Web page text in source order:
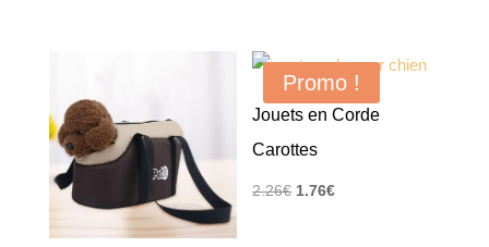
Promo !
Jouets en Corde
Carottes
2.26€ Le
1.76€Le